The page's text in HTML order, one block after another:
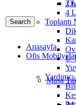
Search
Anasayfa
Ofis
Masa
2
4
Toplantı
U